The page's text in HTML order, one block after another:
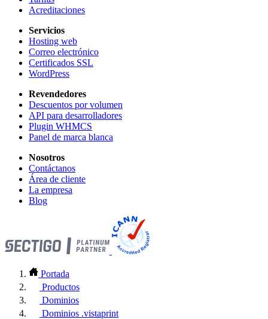
Acreditaciones
Servicios
Hosting web
Correo electrónico
Certificados SSL
WordPress
Revendedores
Descuentos por volumen
API para desarrolladores
Plugin WHMCS
Panel de marca blanca
Nosotros
Contáctanos
Área de cliente
La empresa
Blog
Portada
Productos
Dominios
Dominios .vistaprint